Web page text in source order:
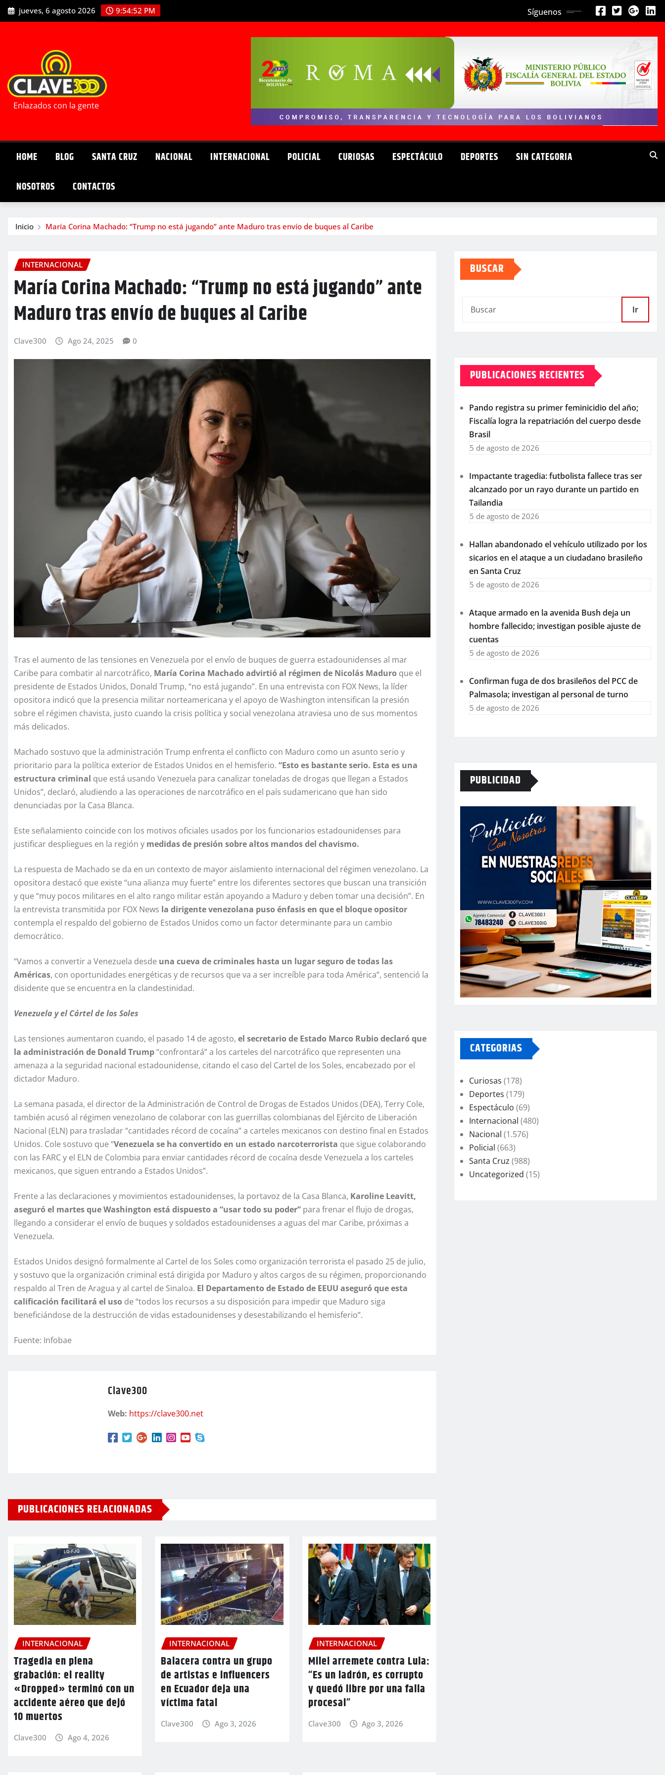
Saltar
al
jueves, 6 agosto 2026 9:54:54 PM Síguenos
Enlazados con la gente
HOME BLOG SANTA CRUZ NACIONAL INTERNACIONAL POLICIAL CURIOSAS ESPECTÁCULO DEPORTES SIN CATEGORIA
NOSOTROS CONTACTOS
Inicio María Corina Machado: “Trump no está jugando” ante Maduro tras envío de buques al Caribe
INTERNACIONAL
María Corina Machado: “Trump no está jugando” ante
Maduro tras envío de buques al Caribe
Clave300 Ago 24, 2025 0
Tras el aumento de las tensiones en Venezuela por el envío de buques de guerra estadounidenses al mar
Caribe para combatir al narcotráfico, María Corina Machado advirtió al régimen de Nicolás Maduro que el
presidente de Estados Unidos, Donald Trump, “no está jugando”. En una entrevista con FOX News, la líder
opositora indicó que la presencia militar norteamericana y el apoyo de Washington intensifican la presión
sobre el régimen chavista, justo cuando la crisis política y social venezolana atraviesa uno de sus momentos
más delicados.
Machado sostuvo que la administración Trump enfrenta el conflicto con Maduro como un asunto serio y
prioritario para la política exterior de Estados Unidos en el hemisferio. “Esto es bastante serio. Esta es una
estructura criminal que está usando Venezuela para canalizar toneladas de drogas que llegan a Estados
Unidos”, declaró, aludiendo a las operaciones de narcotráfico en el país sudamericano que han sido
denunciadas por la Casa Blanca.
Este señalamiento coincide con los motivos oficiales usados por los funcionarios estadounidenses para
justificar despliegues en la región y medidas de presión sobre altos mandos del chavismo.
La respuesta de Machado se da en un contexto de mayor aislamiento internacional del régimen venezolano. La
opositora destacó que existe “una alianza muy fuerte” entre los diferentes sectores que buscan una transición
y que “muy pocos militares en el alto rango militar están apoyando a Maduro y deben tomar una decisión”. En
la entrevista transmitida por FOX News la dirigente venezolana puso énfasis en que el bloque opositor
contempla el respaldo del gobierno de Estados Unidos como un factor determinante para un cambio
democrático.
“Vamos a convertir a Venezuela desde una cueva de criminales hasta un lugar seguro de todas las
Américas, con oportunidades energéticas y de recursos que va a ser increíble para toda América”, sentenció la
disidente que se encuentra en la clandestinidad.
Venezuela y el Cártel de los Soles
Las tensiones aumentaron cuando, el pasado 14 de agosto, el secretario de Estado Marco Rubio declaró que
la administración de Donald Trump“confrontará” a los carteles del narcotráfico que representen una
amenaza a la seguridad nacional estadounidense, citando el caso del Cartel de los Soles, encabezado por el
dictador Maduro.
La semana pasada, el director de la Administración de Control de Drogas de Estados Unidos (DEA), Terry Cole,
también acusó al régimen venezolano de colaborar con las guerrillas colombianas del Ejército de Liberación
Nacional (ELN) para trasladar “cantidades récord de cocaína” a carteles mexicanos con destino final en Estados
Unidos. Cole sostuvo que “Venezuela se ha convertido en un estado narcoterrorista que sigue colaborando
con las FARC y el ELN de Colombia para enviar cantidades récord de cocaína desde Venezuela a los carteles
mexicanos, que siguen entrando a Estados Unidos”.
Frente a las declaraciones y movimientos estadounidenses, la portavoz de la Casa Blanca, Karoline Leavitt,
aseguró el martes que Washington está dispuesto a “usar todo su poder” para frenar el flujo de drogas,
llegando a considerar el envío de buques y soldados estadounidenses a aguas del mar Caribe, próximas a
Venezuela.
Estados Unidos designó formalmente al Cartel de los Soles como organización terrorista el pasado 25 de julio,
y sostuvo que la organización criminal está dirigida por Maduro y altos cargos de su régimen, proporcionando
respaldo al Tren de Aragua y al cartel de Sinaloa. El Departamento de Estado de EEUU aseguró que esta
calificación facilitará el uso de “todos los recursos a su disposición para impedir que Maduro siga
beneficiándose de la destrucción de vidas estadounidenses y desestabilizando el hemisferio”.
Fuente: Infobae
Clave300
Web: https://clave300.net
PUBLICACIONES RELACIONADAS
INTERNACIONAL
Tragedia en plena
grabación: el reality
«Dropped» terminó con un
accidente aéreo que dejó
10 muertos
Clave300 Ago 4, 2026
INTERNACIONAL
Balacera contra un grupo
de artistas e influencers
en Ecuador deja una
víctima fatal
Clave300 Ago 3, 2026
INTERNACIONAL
Milei arremete contra Lula:
“Es un ladrón, es corrupto
y quedó libre por una falla
procesal”
Clave300 Ago 3, 2026
BUSCAR
Ir
PUBLICACIONES RECIENTES
Pando registra su primer feminicidio del año;
Fiscalía logra la repatriación del cuerpo desde
Brasil
5 de agosto de 2026
Impactante tragedia: futbolista fallece tras ser
alcanzado por un rayo durante un partido en
Tailandia
5 de agosto de 2026
Hallan abandonado el vehículo utilizado por los
sicarios en el ataque a un ciudadano brasileño
en Santa Cruz
5 de agosto de 2026
Ataque armado en la avenida Bush deja un
hombre fallecido; investigan posible ajuste de
cuentas
5 de agosto de 2026
Confirman fuga de dos brasileños del PCC de
Palmasola; investigan al personal de turno
5 de agosto de 2026
PUBLICIDAD
CATEGORIAS
Curiosas (178)
Deportes (179)
Espectáculo (69)
Internacional (480)
Nacional (1.576)
Policial (663)
Santa Cruz (988)
Uncategorized (15)